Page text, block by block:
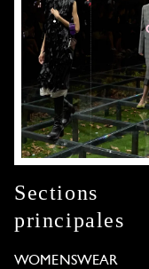
Sections
principales
WOMENSWEAR